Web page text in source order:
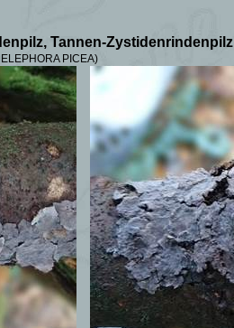
Tannen-Zystidenrindenpilz
PICEA)